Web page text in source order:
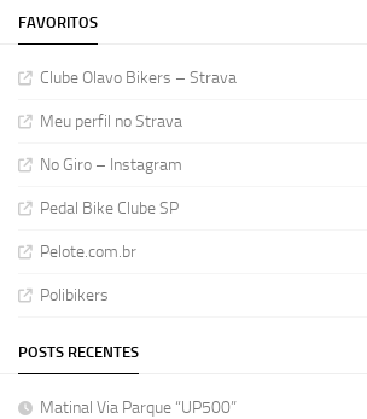
FAVORITOS
Clube Olavo Bikers – Strava
Meu perfil no Strava
No Giro – Instagram
Pedal Bike Clube SP
Pelote.com.br
Polibikers
POSTS RECENTES
Matinal Via Parque “UP500”